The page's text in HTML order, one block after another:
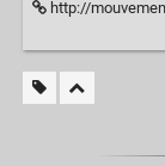
http://mouvements.info/lambition-